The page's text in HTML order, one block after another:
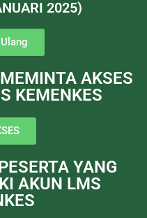
2025)
AKSES
KEMENKES
YANG
AKUN LMS